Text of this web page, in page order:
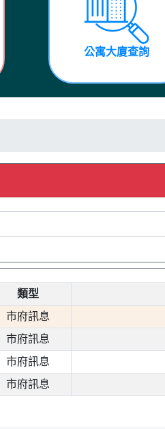
公寓大廈查詢
類型
市府訊息
市府訊息
市府訊息
市府訊息